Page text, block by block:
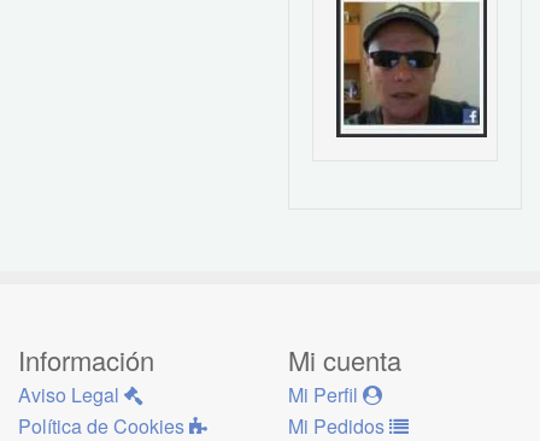
Información
Aviso Legal
Política de Cookies
Mi cuenta
Mi Perfil
Mi Pedidos